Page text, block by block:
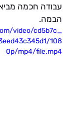
עבודה חכמה
הבמה.
video/cd5b7c_
108
0p/mp4/file.mp4